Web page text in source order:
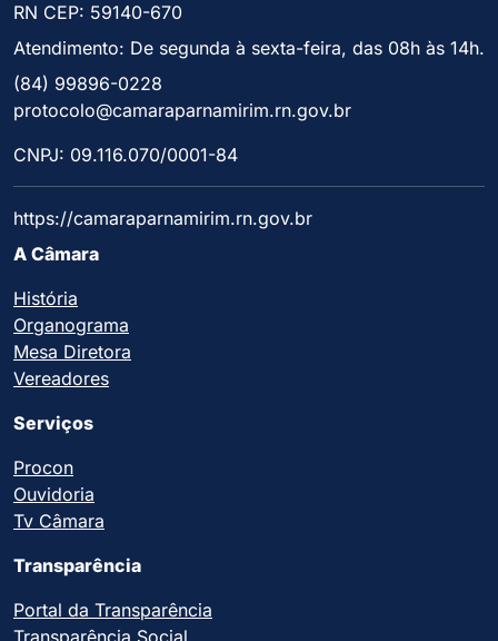
RN CEP: 59140-670
Atendimento: De segunda à sexta-feira, das 08h às 14h.
(84) 99896-0228
protocolo@camaraparnamirim.rn.gov.br
CNPJ: 09.116.070/0001-84
https://camaraparnamirim.rn.gov.br
A Câmara
História
Organograma
Mesa Diretora
Vereadores
Serviços
Procon
Ouvidoria
Tv Câmara
Transparência
Portal da Transparência